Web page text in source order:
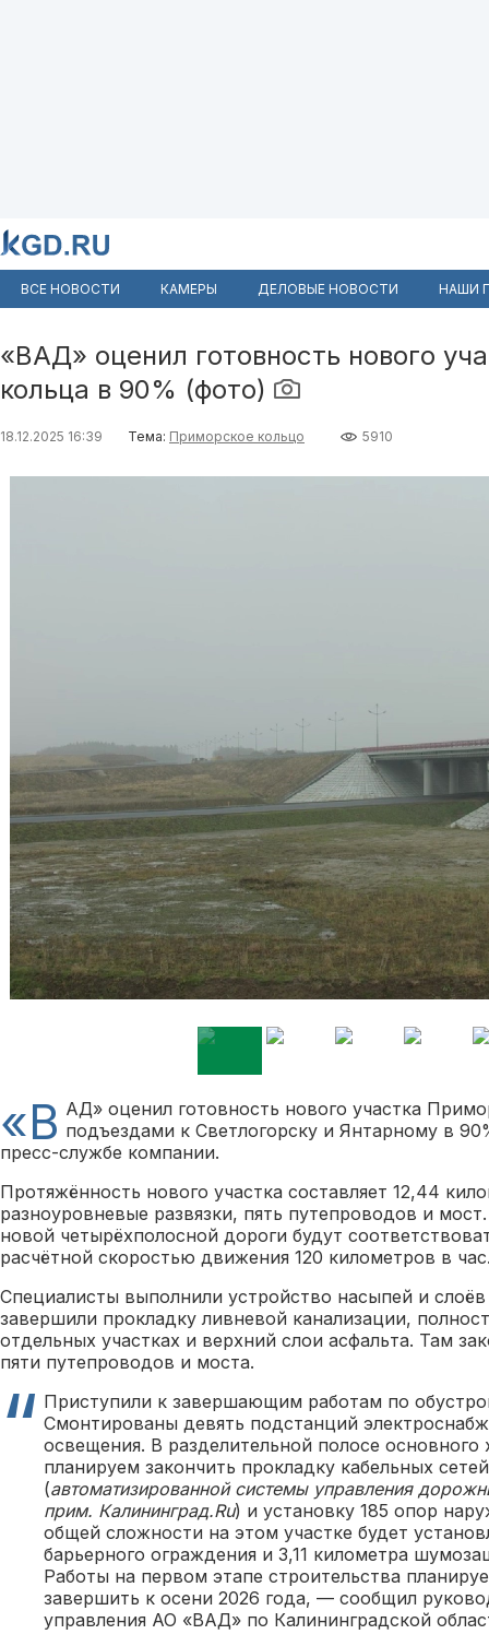
ВСЕ НОВОСТИ КАМЕРЫ ДЕЛОВЫЕ НОВОСТИ НАШИ
«ВАД» оценил готовность нового
кольца в 90% (фото)
18.12.2025 16:39 Тема: Приморское кольцо 5910
«В АД» оценил готовность нового участка
подъездами к Светлогорску и Янтарному в
пресс-службе компании.
Протяжённость нового участка составляет 12,44
разноуровневые развязки, пять путепроводов и
новой четырёхполосной дороги будут
расчётной скоростью движения 120 километров в
Специалисты выполнили устройство насыпей и
завершили прокладку ливневой канализации,
отдельных участках и верхний слои асфальта. Там
пяти путепроводов и моста.
Приступили к завершающим работам по
Смонтированы девять подстанций
освещения. В разделительной полосе основного
планируем закончить прокладку кабельных
(автоматизированной системы управления
прим. Калининград.Ru) и установку 185 опор
общей сложности на этом участке будет
барьерного ограждения и 3,11 километра
Работы на первом этапе строительства
завершить к осени 2026 года, — сообщил
управления АО «ВАД» по Калининградской